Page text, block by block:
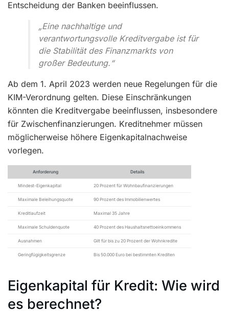
Entscheidung der Banken beeinflussen.
„Eine nachhaltige und
verantwortungsvolle Kreditvergabe ist für
die Stabilität des Finanzmarkts von
großer Bedeutung.“
Ab dem 1. April 2023 werden neue Regelungen für die
KIM-Verordnung gelten. Diese Einschränkungen
könnten die Kreditvergabe beeinflussen, insbesondere
für Zwischenfinanzierungen. Kreditnehmer müssen
möglicherweise höhere Eigenkapitalnachweise
vorlegen.
Anforderung Details
Mindest-Eigenkapital 20 Prozent für Wohnbaufinanzierungen
Maximale Beleihungsquote 90 Prozent des Immobilienwertes
Kreditlaufzeit Maximal 35 Jahre
Maximale Schuldenquote 40 Prozent des Haushaltsnettoeinkommens
Ausnahmen Gilt für bis zu 20 Prozent der Wohnkredite
Geringfügigkeitsgrenze Bis 50.000 Euro bei bestimmten Krediten
Eigenkapital für Kredit: Wie wird
es berechnet?